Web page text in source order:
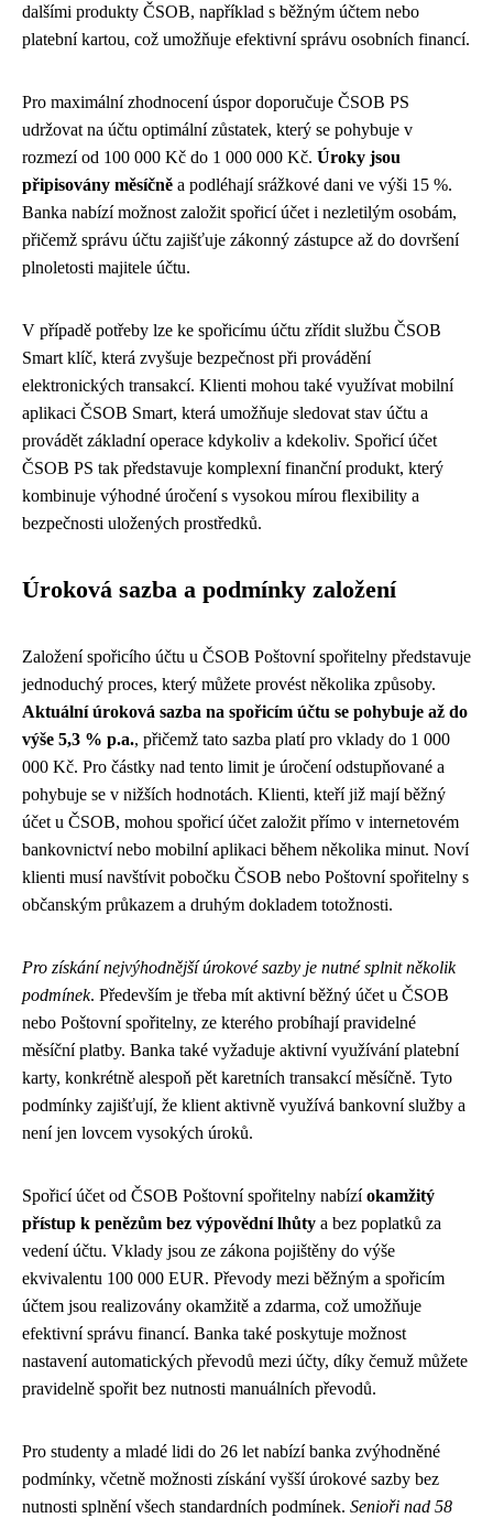
dalšími produkty ČSOB, například s běžným účtem nebo
platební kartou, což umožňuje efektivní správu osobních financí.
Pro maximální zhodnocení úspor doporučuje ČSOB PS
udržovat na účtu optimální zůstatek, který se pohybuje v
rozmezí od 100 000 Kč do 1 000 000 Kč. Úroky jsou
připisovány měsíčně a podléhají srážkové dani ve výši 15 %.
Banka nabízí možnost založit spořicí účet i nezletilým osobám,
přičemž správu účtu zajišťuje zákonný zástupce až do dovršení
plnoletosti majitele účtu.
V případě potřeby lze ke spořicímu účtu zřídit službu ČSOB
Smart klíč, která zvyšuje bezpečnost při provádění
elektronických transakcí. Klienti mohou také využívat mobilní
aplikaci ČSOB Smart, která umožňuje sledovat stav účtu a
provádět základní operace kdykoliv a kdekoliv. Spořicí účet
ČSOB PS tak představuje komplexní finanční produkt, který
kombinuje výhodné úročení s vysokou mírou flexibility a
bezpečnosti uložených prostředků.
Úroková sazba a podmínky založení
Založení spořicího účtu u ČSOB Poštovní spořitelny představuje
jednoduchý proces, který můžete provést několika způsoby.
Aktuální úroková sazba na spořicím účtu se pohybuje až do
výše 5,3 % p.a., přičemž tato sazba platí pro vklady do 1 000
000 Kč. Pro částky nad tento limit je úročení odstupňované a
pohybuje se v nižších hodnotách. Klienti, kteří již mají běžný
účet u ČSOB, mohou spořicí účet založit přímo v internetovém
bankovnictví nebo mobilní aplikaci během několika minut. Noví
klienti musí navštívit pobočku ČSOB nebo Poštovní spořitelny s
občanským průkazem a druhým dokladem totožnosti.
Pro získání nejvýhodnější úrokové sazby je nutné splnit několik
podmínek. Především je třeba mít aktivní běžný účet u ČSOB
nebo Poštovní spořitelny, ze kterého probíhají pravidelné
měsíční platby. Banka také vyžaduje aktivní využívání platební
karty, konkrétně alespoň pět karetních transakcí měsíčně. Tyto
podmínky zajišťují, že klient aktivně využívá bankovní služby a
není jen lovcem vysokých úroků.
Spořicí účet od ČSOB Poštovní spořitelny nabízíokamžitý
přístup k penězům bez výpovědní lhůty a bez poplatků za
vedení účtu. Vklady jsou ze zákona pojištěny do výše
ekvivalentu 100 000 EUR. Převody mezi běžným a spořicím
účtem jsou realizovány okamžitě a zdarma, což umožňuje
efektivní správu financí. Banka také poskytuje možnost
nastavení automatických převodů mezi účty, díky čemuž můžete
pravidelně spořit bez nutnosti manuálních převodů.
Pro studenty a mladé lidi do 26 let nabízí banka zvýhodněné
podmínky, včetně možnosti získání vyšší úrokové sazby bez
nutnosti splnění všech standardních podmínek. Senioři nad 58